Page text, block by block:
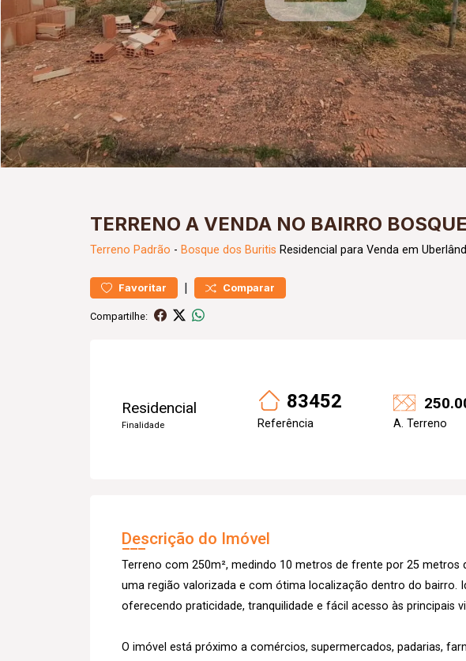
TERRENO A VENDA NO BAIRRO
Terreno Padrão - Bosque dos Buritis Residencial para Venda em
Favoritar | Comparar
Compartilhe:
Residencial
Finalidade
83452
Referência A. Terreno
Descrição do Imóvel
Terreno com 250m², medindo 10 metros de frente por 25 metros
uma região valorizada e com ótima localização dentro do bairro.
oferecendo praticidade, tranquilidade e fácil acesso às principais
O imóvel está próximo a comércios, supermercados, padarias,